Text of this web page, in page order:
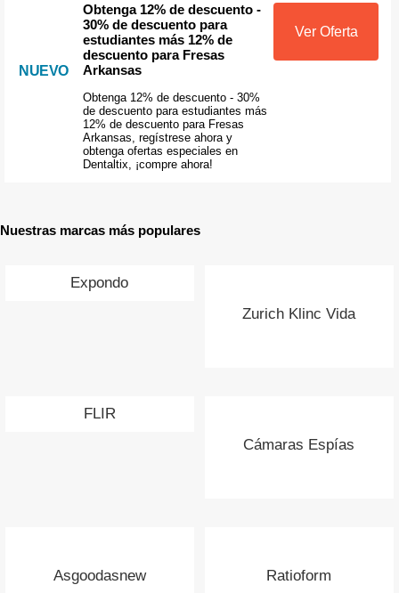
NUEVO
Obtenga 12% de descuento -
30% de descuento para
estudiantes más 12% de
descuento para Fresas
Arkansas
Obtenga 12% de descuento - 30%
de descuento para estudiantes más
12% de descuento para Fresas
Arkansas, regístrese ahora y
obtenga ofertas especiales en
Dentaltix, ¡compre ahora!
Ver Oferta
Nuestras marcas más populares
Expondo
Zurich Klinc Vida
FLIR
Cámaras Espías
Asgoodasnew Ratioform